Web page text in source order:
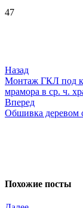
47
Назад
Монтаж ГКЛ под
мрамора в ср. ч.
Вперед
Обшивка деревом
Похожие посты